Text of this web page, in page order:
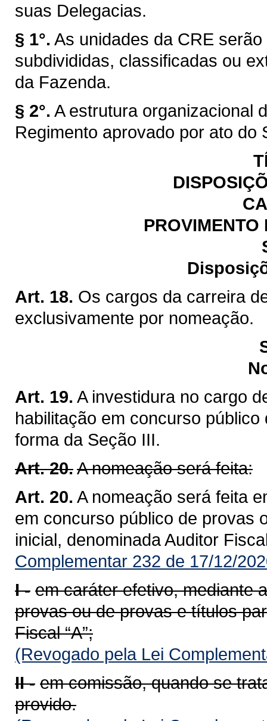
suas Delegacias.
§ 1°. As unidades da CRE
subdivididas, classificadas ou
da Fazenda.
§ 2°. A estrutura organizacional
Regimento aprovado por ato
Art. 18. Os cargos da carreira
exclusivamente por nomeação.
Art. 19. A investidura no cargo
habilitação em concurso
forma da Seção III.
Art. 20.A nomeação será feita:
Art. 20. A nomeação será feita
em concurso público de provas
inicial, denominada Auditor
Complementar 232 de 17/12/
I - em caráter efetivo, mediante
provas ou de provas e títulos
Fiscal “A”;
(Revogado pela Lei
II - em comissão, quando se
provido.